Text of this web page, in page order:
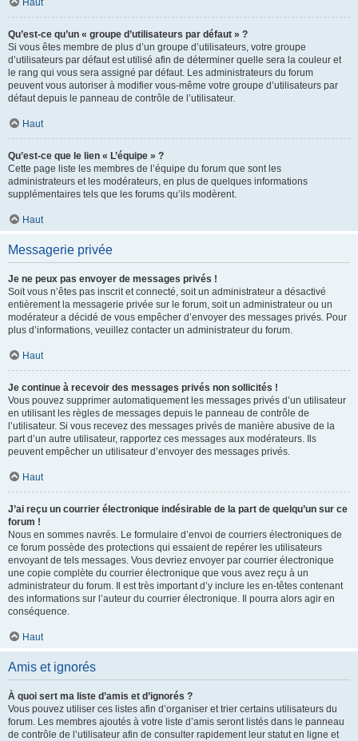
Haut
Qu’est-ce qu’un « groupe d’utilisateurs par défaut » ?
Si vous êtes membre de plus d’un groupe d’utilisateurs, votre groupe
d’utilisateurs par défaut est utilisé afin de déterminer quelle sera la couleur et
le rang qui vous sera assigné par défaut. Les administrateurs du forum
peuvent vous autoriser à modifier vous-même votre groupe d’utilisateurs par
défaut depuis le panneau de contrôle de l’utilisateur.
Haut
Qu’est-ce que le lien « L’équipe » ?
Cette page liste les membres de l’équipe du forum que sont les
administrateurs et les modérateurs, en plus de quelques informations
supplémentaires tels que les forums qu’ils modèrent.
Haut
Messagerie privée
Je ne peux pas envoyer de messages privés !
Soit vous n’êtes pas inscrit et connecté, soit un administrateur a désactivé
entièrement la messagerie privée sur le forum, soit un administrateur ou un
modérateur a décidé de vous empêcher d’envoyer des messages privés. Pour
plus d’informations, veuillez contacter un administrateur du forum.
Haut
Je continue à recevoir des messages privés non sollicités !
Vous pouvez supprimer automatiquement les messages privés d’un utilisateur
en utilisant les règles de messages depuis le panneau de contrôle de
l’utilisateur. Si vous recevez des messages privés de manière abusive de la
part d’un autre utilisateur, rapportez ces messages aux modérateurs. Ils
peuvent empêcher un utilisateur d’envoyer des messages privés.
Haut
J’ai reçu un courrier électronique indésirable de la part de quelqu’un sur ce
forum !
Nous en sommes navrés. Le formulaire d’envoi de courriers électroniques de
ce forum possède des protections qui essaient de repérer les utilisateurs
envoyant de tels messages. Vous devriez envoyer par courrier électronique
une copie complète du courrier électronique que vous avez reçu à un
administrateur du forum. Il est très important d’y inclure les en-têtes contenant
des informations sur l’auteur du courrier électronique. Il pourra alors agir en
conséquence.
Haut
Amis et ignorés
À quoi sert ma liste d’amis et d’ignorés ?
Vous pouvez utiliser ces listes afin d’organiser et trier certains utilisateurs du
forum. Les membres ajoutés à votre liste d’amis seront listés dans le panneau
de contrôle de l’utilisateur afin de consulter rapidement leur statut en ligne et